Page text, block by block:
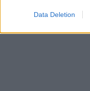
Data Deletion